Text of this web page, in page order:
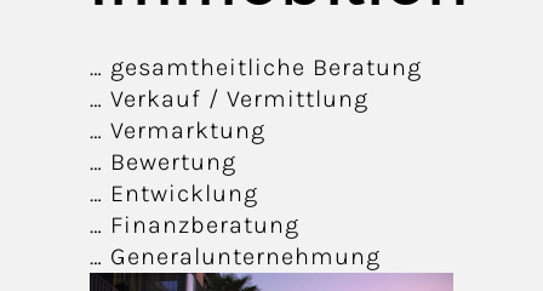
… gesamtheitliche Beratung
… Verkauf / Vermittlung
… Vermarktung
… Bewertung
… Entwicklung
… Finanzberatung
… Generalunternehmung